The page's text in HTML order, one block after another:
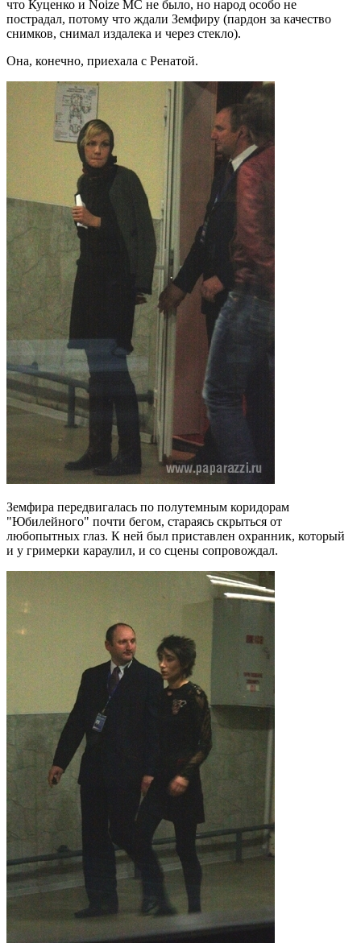
что Куценко и Noize MC не было, но народ особо не
пострадал, потому что ждали Земфиру (пардон за качество
снимков, снимал издалека и через стекло).
Она, конечно, приехала с Ренатой.
Земфира передвигалась по полутемным коридорам
"Юбилейного" почти бегом, стараясь скрыться от
любопытных глаз. К ней был приставлен охранник, который
и у гримерки караулил, и со сцены сопровождал.